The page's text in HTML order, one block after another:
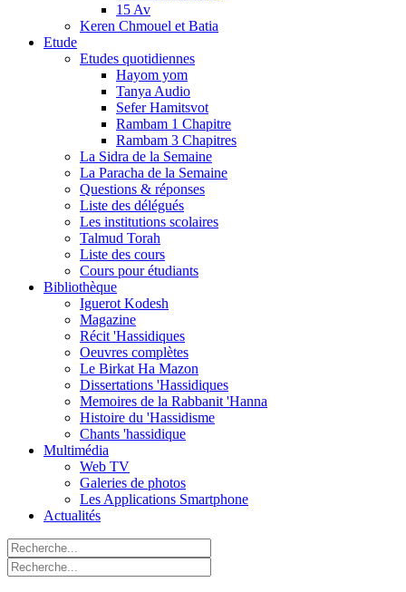
15 Av
Keren Chmouel et Batia
Etude
Etudes quotidiennes
Hayom yom
Tanya Audio
Sefer Hamitsvot
Rambam 1 Chapitre
Rambam 3 Chapitres
La Sidra de la Semaine
La Paracha de la Semaine
Questions & réponses
Liste des délégués
Les institutions scolaires
Talmud Torah
Liste des cours
Cours pour étudiants
Bibliothèque
Iguerot Kodesh
Magazine
Récit 'Hassidiques
Oeuvres complètes
Le Birkat Ha Mazon
Dissertations 'Hassidiques
Memoires de la Rabbanit 'Hanna
Histoire du 'Hassidisme
Chants 'hassidique
Multimédia
Web TV
Galeries de photos
Les Applications Smartphone
Actualités